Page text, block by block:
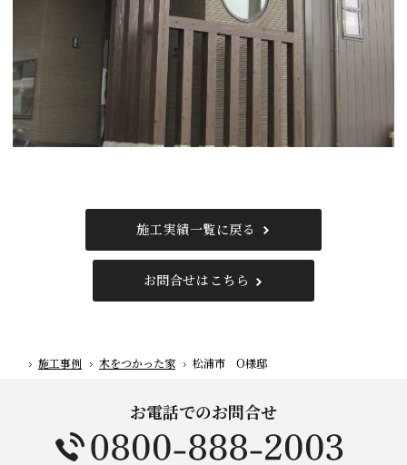
施工実績一覧に戻る
お問合せはこちら
ホーム
施工事例 木をつかった家 松浦市 O様邸
お電話でのお問合せ